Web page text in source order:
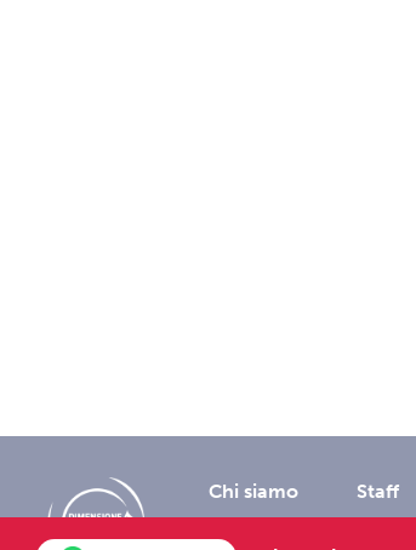
Chi siamo Staff